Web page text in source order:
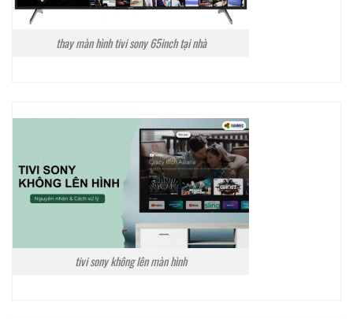
thay màn hình tivi sony 65inch tại nhà
tivi sony không lên màn hình